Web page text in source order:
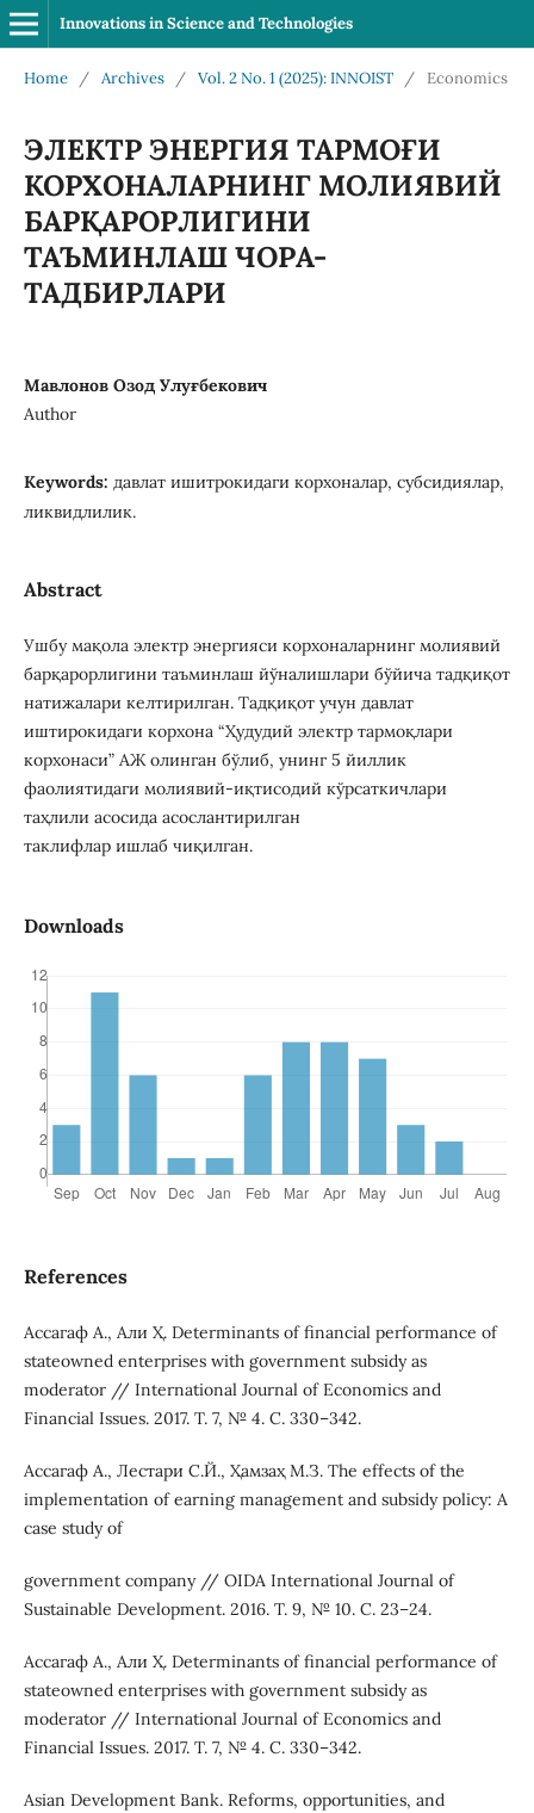
Innovations in Science and Technologies
Home / Archives / Vol. 2 No. 1 (2025): INNOIST / Economics
ЭЛЕКТР ЭНЕРГИЯ ТАРМОҒИ
КОРХОНАЛАРНИНГ МОЛИЯВИЙ
БАРҚАРОРЛИГИНИ
ТАЪМИНЛАШ ЧОРА-
ТАДБИРЛАРИ
Мавлонов Озод Улуғбекович
Author
Keywords: давлат ишитрокидаги корхоналар, субсидиялар,
ликвидлилик.
Abstract
Ушбу мақола электр энергияси корхоналарнинг молиявий
барқарорлигини таъминлаш йўналишлари бўйича тадқиқот
натижалари келтирилган. Тадқиқот учун давлат
иштирокидаги корхона “Ҳудудий электр тармоқлари
корхонаси” АЖ олинган бўлиб, унинг 5 йиллик
фаолиятидаги молиявий-иқтисодий кўрсаткичлари
таҳлили асосида асослантирилган
таклифлар ишлаб чиқилган.
Downloads
References
Ассагаф А., Али Ҳ. Determinants of financial performance of
stateowned enterprises with government subsidy as
moderator // International Journal of Economics and
Financial Issues. 2017. Т. 7, № 4. С. 330–342.
Ассагаф А., Лестари С.Й., Ҳамзаҳ М.З. The effects of the
implementation of earning management and subsidy policy: A
case study of
government company // OIDA International Journal of
Sustainable Development. 2016. Т. 9, № 10. С. 23–24.
Ассагаф А., Али Ҳ. Determinants of financial performance of
stateowned enterprises with government subsidy as
moderator // International Journal of Economics and
Financial Issues. 2017. Т. 7, № 4. С. 330–342.
Asian Development Bank. Reforms, opportunities, and